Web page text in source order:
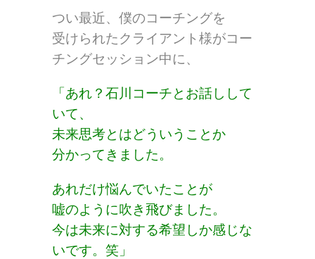
つい最近、僕のコーチングを
受けられたクライアント様がコー
チングセッション中に、
「あれ？石川コーチとお話しして
いて、
未来思考とはどういうことか
分かってきました。
あれだけ悩んでいたことが
嘘のように吹き飛びました。
今は未来に対する希望しか感じな
いです。笑」